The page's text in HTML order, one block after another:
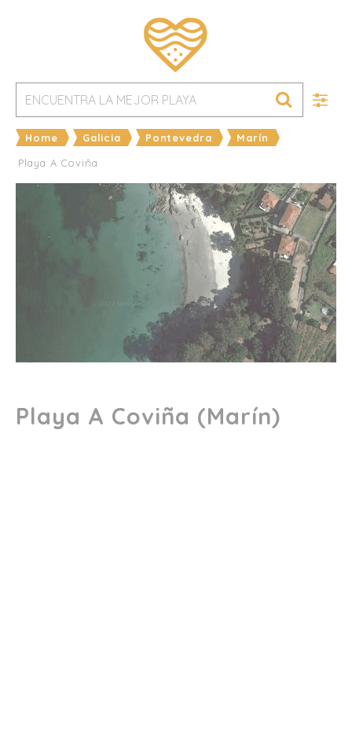
Home Galicia Pontevedra
Marín
Playa A Coviña
Playa A Coviña (Marín)